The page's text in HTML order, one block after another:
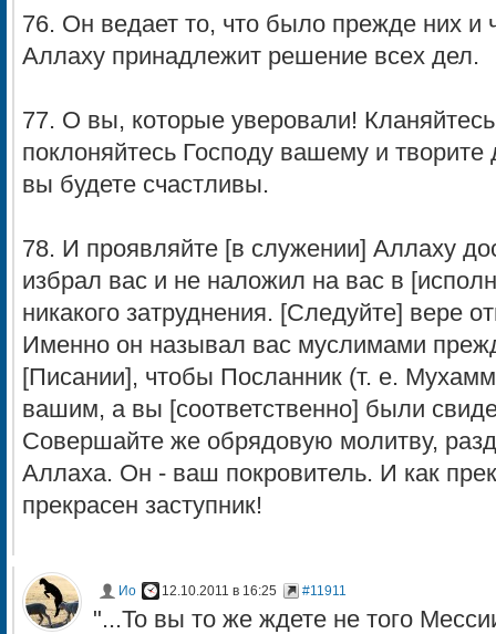
76. Он ведает то, что было прежде них и
Аллаху принадлежит решение всех дел.
77. О вы, которые уверовали!
поклоняйтесь Господу вашему и
вы будете счастливы.
78. И проявляйте [в служении] Аллаху
избрал вас и не наложил на вас в
никакого затруднения. [Следуйте] вере
Именно он называл вас муслимами
[Писании], чтобы Посланник (т. е.
вашим, а вы [соответственно] были
Совершайте же обрядовую молитву,
Аллаха. Он - ваш покровитель. И как
прекрасен заступник!
Ио 12.10.2011 в 16:25 #11911
"...То вы то же ждете не того